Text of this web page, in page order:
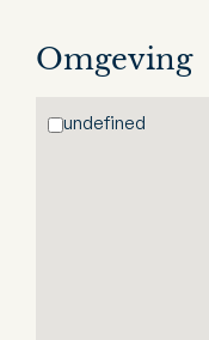
Omgeving
undefined